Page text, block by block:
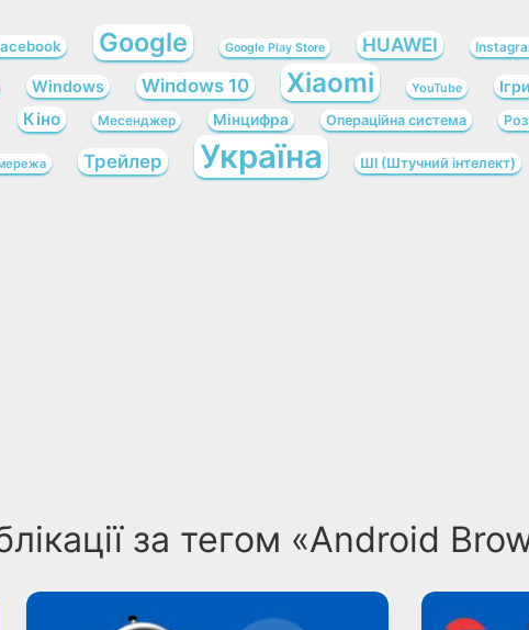
Google Google Play Store HUAWEI
Windows Windows 10 Xiaomi YouTube Ігри
Кіно Месенджер Мінцифра Операційна система
Трейлер Україна ШІ (Штучний інтелект)
за тегом «Android